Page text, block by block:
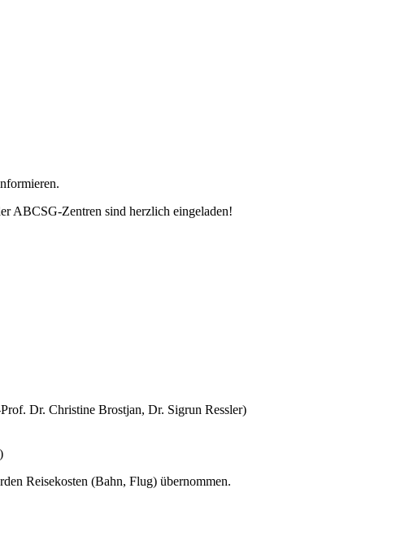
ABCSG-Zentren sind herzlich eingeladen!
Dr. Christine Brostjan, Dr. Sigrun Ressler)
Reisekosten (Bahn, Flug) übernommen.